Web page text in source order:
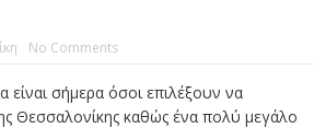
No Comments
είναι σήμερα όσοι επιλέξουν να
Θεσσαλονίκης καθώς ένα πολύ μεγάλο